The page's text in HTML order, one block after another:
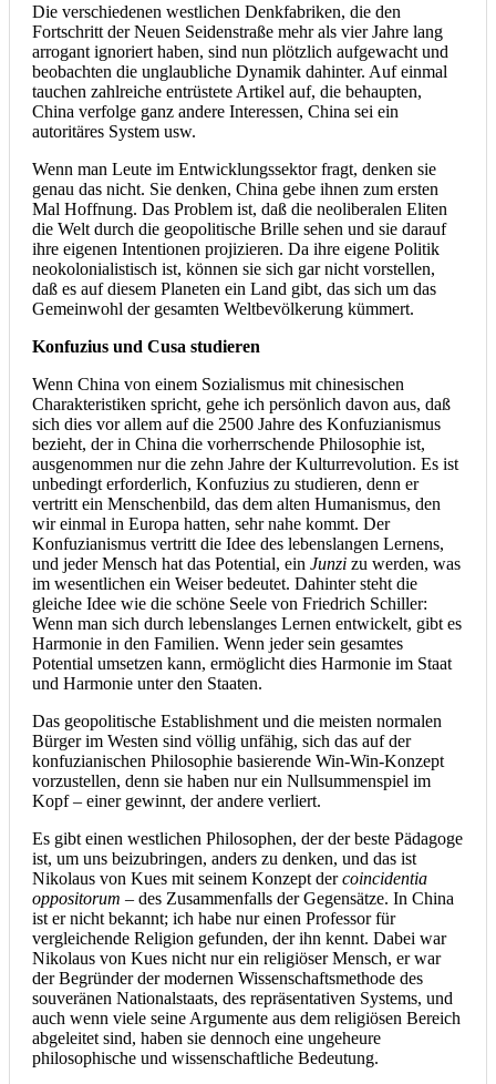
Die verschiedenen westlichen Denkfabriken, die den
Fortschritt der Neuen Seidenstraße mehr als vier Jahre lang
arrogant ignoriert haben, sind nun plötzlich aufgewacht und
beobachten die unglaubliche Dynamik dahinter. Auf einmal
tauchen zahlreiche entrüstete Artikel auf, die behaupten,
China verfolge ganz andere Interessen, China sei ein
autoritäres System usw.
Wenn man Leute im Entwicklungssektor fragt, denken sie
genau das nicht. Sie denken, China gebe ihnen zum ersten
Mal Hoffnung. Das Problem ist, daß die neoliberalen Eliten
die Welt durch die geopolitische Brille sehen und sie darauf
ihre eigenen Intentionen projizieren. Da ihre eigene Politik
neokolonialistisch ist, können sie sich gar nicht vorstellen,
daß es auf diesem Planeten ein Land gibt, das sich um das
Gemeinwohl der gesamten Weltbevölkerung kümmert.
Konfuzius und Cusa studieren
Wenn China von einem Sozialismus mit chinesischen
Charakteristiken spricht, gehe ich persönlich davon aus, daß
sich dies vor allem auf die 2500 Jahre des Konfuzianismus
bezieht, der in China die vorherrschende Philosophie ist,
ausgenommen nur die zehn Jahre der Kulturrevolution. Es ist
unbedingt erforderlich, Konfuzius zu studieren, denn er
vertritt ein Menschenbild, das dem alten Humanismus, den
wir einmal in Europa hatten, sehr nahe kommt. Der
Konfuzianismus vertritt die Idee des lebenslangen Lernens,
und jeder Mensch hat das Potential, ein Junzi zu werden, was
im wesentlichen ein Weiser bedeutet. Dahinter steht die
gleiche Idee wie die schöne Seele von Friedrich Schiller:
Wenn man sich durch lebenslanges Lernen entwickelt, gibt es
Harmonie in den Familien. Wenn jeder sein gesamtes
Potential umsetzen kann, ermöglicht dies Harmonie im Staat
und Harmonie unter den Staaten.
Das geopolitische Establishment und die meisten normalen
Bürger im Westen sind völlig unfähig, sich das auf der
konfuzianischen Philosophie basierende Win-Win-Konzept
vorzustellen, denn sie haben nur ein Nullsummenspiel im
Kopf – einer gewinnt, der andere verliert.
Es gibt einen westlichen Philosophen, der der beste Pädagoge
ist, um uns beizubringen, anders zu denken, und das ist
Nikolaus von Kues mit seinem Konzept dercoincidentia
oppositorum – des Zusammenfalls der Gegensätze. In China
ist er nicht bekannt; ich habe nur einen Professor für
vergleichende Religion gefunden, der ihn kennt. Dabei war
Nikolaus von Kues nicht nur ein religiöser Mensch, er war
der Begründer der modernen Wissenschaftsmethode des
souveränen Nationalstaats, des repräsentativen Systems, und
auch wenn viele seine Argumente aus dem religiösen Bereich
abgeleitet sind, haben sie dennoch eine ungeheure
philosophische und wissenschaftliche Bedeutung.